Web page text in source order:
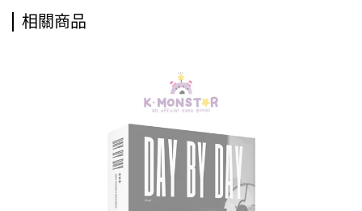
相關商品